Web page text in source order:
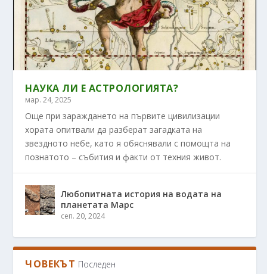
НАУКА ЛИ Е АСТРОЛОГИЯТА?
мар. 24, 2025
Още при зараждането на първите цивилизации
хората опитвали да разберат загадката на
звездното небе, като я обяснявали с помощта на
познатото – събития и факти от техния живот.
Любопитната история на водата на
планетата Марс
сеп. 20, 2024
ЧОВЕКЪТ Последен